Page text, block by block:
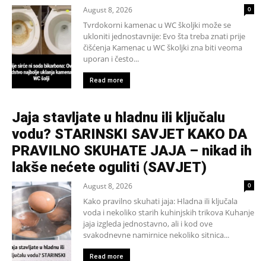
August 8, 2026 0
Tvrdokorni kamenac u WC školjki može se
ukloniti jednostavnije: Evo šta treba znati prije
čišćenja Kamenac u WC školjki zna biti veoma
uporan i često...
Read more
Jaja stavljate u hladnu ili ključalu
vodu? STARINSKI SAVJET KAKO DA
PRAVILNO SKUHATE JAJA – nikad ih
lakše nećete oguliti (SAVJET)
August 8, 2026 0
Kako pravilno skuhati jaja: Hladna ili ključala
voda i nekoliko starih kuhinjskih trikova Kuhanje
jaja izgleda jednostavno, ali i kod ove
svakodnevne namirnice nekoliko sitnica...
Read more